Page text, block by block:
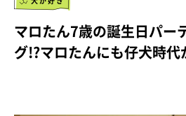
マロたん7歳の誕生日パー
グ!?マロたんにも仔犬時